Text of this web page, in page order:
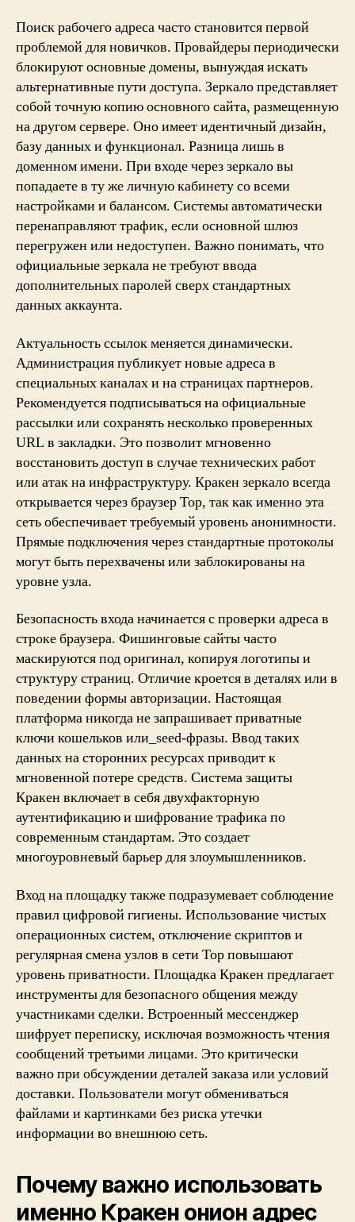
Поиск рабочего адреса часто становится первой
проблемой для новичков. Провайдеры периодически
блокируют основные домены, вынуждая искать
альтернативные пути доступа. Зеркало представляет
собой точную копию основного сайта, размещенную
на другом сервере. Оно имеет идентичный дизайн,
базу данных и функционал. Разница лишь в
доменном имени. При входе через зеркало вы
попадаете в ту же личную кабинету со всеми
настройками и балансом. Системы автоматически
перенаправляют трафик, если основной шлюз
перегружен или недоступен. Важно понимать, что
официальные зеркала не требуют ввода
дополнительных паролей сверх стандартных
данных аккаунта.
Актуальность ссылок меняется динамически.
Администрация публикует новые адреса в
специальных каналах и на страницах партнеров.
Рекомендуется подписываться на официальные
рассылки или сохранять несколько проверенных
URL в закладки. Это позволит мгновенно
восстановить доступ в случае технических работ
или атак на инфраструктуру. Кракен зеркало всегда
открывается через браузер Тор, так как именно эта
сеть обеспечивает требуемый уровень анонимности.
Прямые подключения через стандартные протоколы
могут быть перехвачены или заблокированы на
уровне узла.
Безопасность входа начинается с проверки адреса в
строке браузера. Фишинговые сайты часто
маскируются под оригинал, копируя логотипы и
структуру страниц. Отличие кроется в деталях или в
поведении формы авторизации. Настоящая
платформа никогда не запрашивает приватные
ключи кошельков или_seed-фразы. Ввод таких
данных на сторонних ресурсах приводит к
мгновенной потере средств. Система защиты
Кракен включает в себя двухфакторную
аутентификацию и шифрование трафика по
современным стандартам. Это создает
многоуровневый барьер для злоумышленников.
Вход на площадку также подразумевает соблюдение
правил цифровой гигиены. Использование чистых
операционных систем, отключение скриптов и
регулярная смена узлов в сети Тор повышают
уровень приватности. Площадка Кракен предлагает
инструменты для безопасного общения между
участниками сделки. Встроенный мессенджер
шифрует переписку, исключая возможность чтения
сообщений третьими лицами. Это критически
важно при обсуждении деталей заказа или условий
доставки. Пользователи могут обмениваться
файлами и картинками без риска утечки
информации во внешнюю сеть.
Почему важно использовать
именно Кракен онион адрес